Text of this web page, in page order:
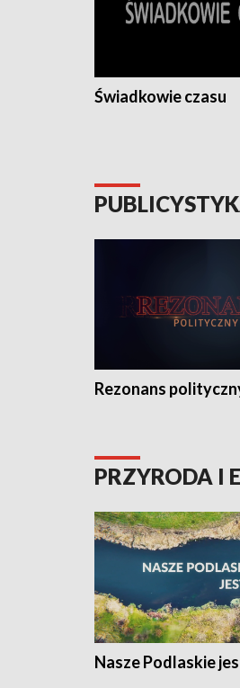
Świadkowie czasu
Rezonans
PRZYRODA I
Nasze Podlaskie